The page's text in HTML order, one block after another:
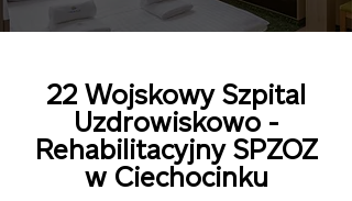
22 Wojskowy Szpital
Uzdrowiskowo -
Rehabilitacyjny SPZOZ
w Ciechocinku